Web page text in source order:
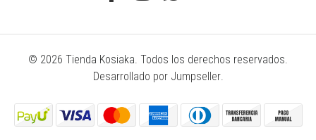
© 2026 Tienda Kosiaka. Todos los derechos reservados.
Desarrollado por Jumpseller.